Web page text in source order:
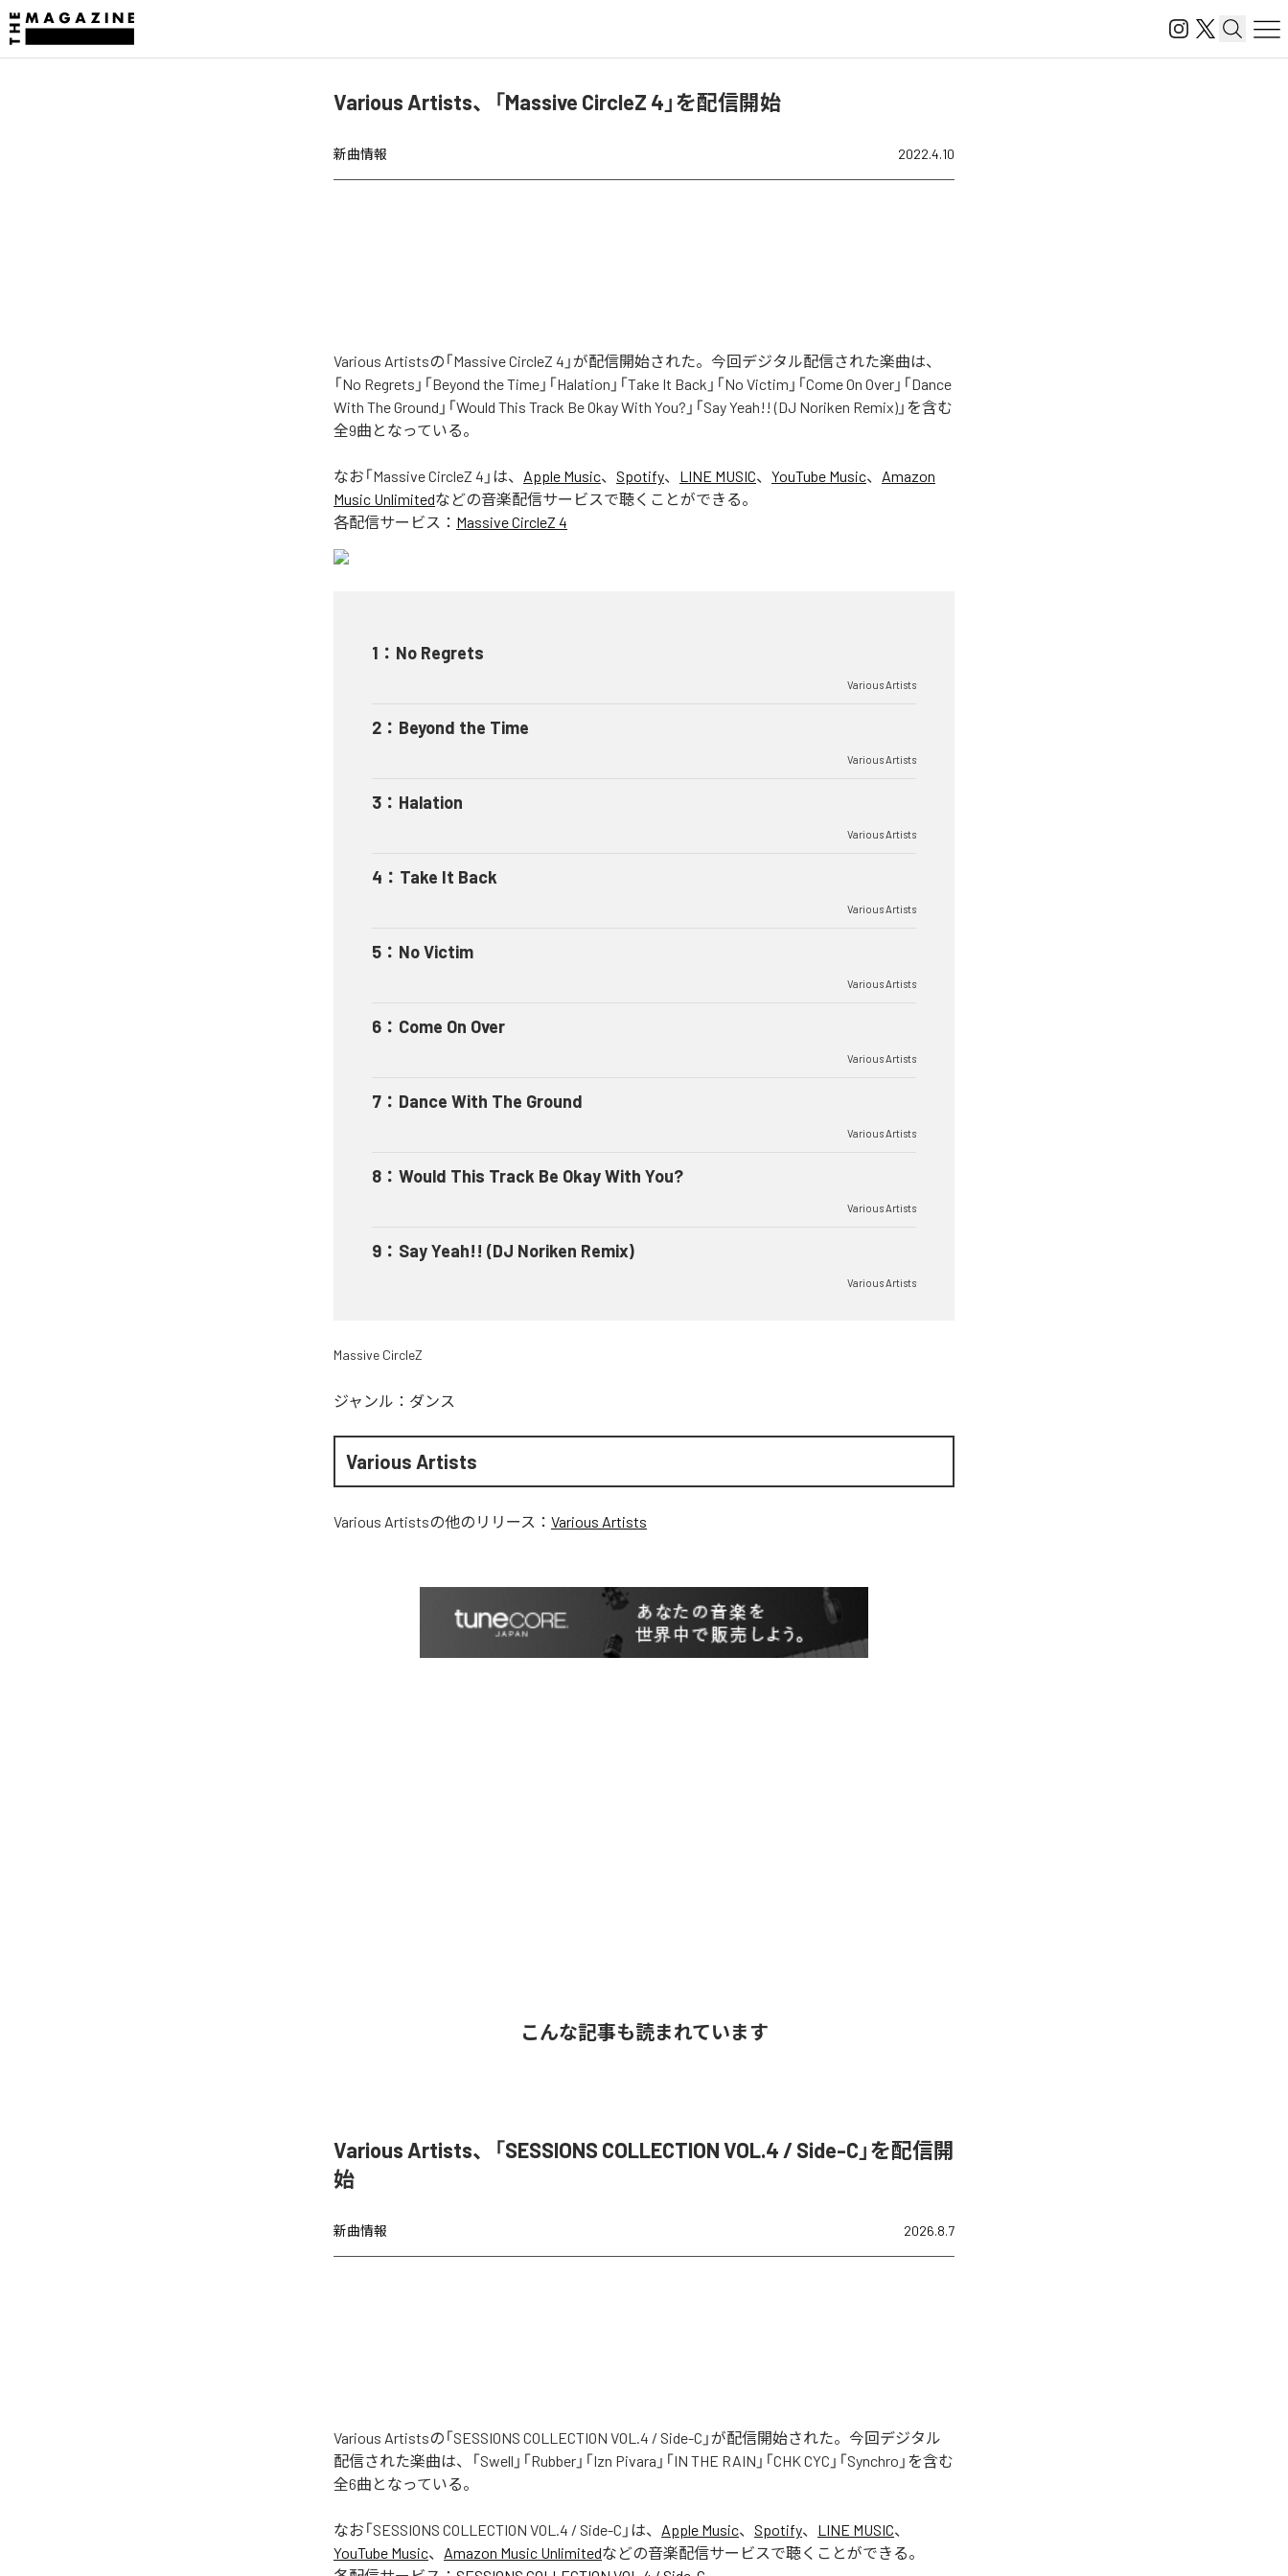
Various Artists、「Massive CircleZ 4」を配信開始
新曲情報 2022.4.10
Various Artistsの「Massive CircleZ 4」が配信開始された。今回デジタル配信された楽曲は、
「No Regrets」「Beyond the Time」「Halation」「Take It Back」「No Victim」「Come On Over」「Dance
With The Ground」「Would This Track Be Okay With You?」「Say Yeah!! (DJ Noriken Remix)」を含む
全9曲となっている。
なお「Massive CircleZ 4 」は、 Apple Music、 Spotify、 LINE MUSIC、 YouTube Music、 Amazon
Music Unlimitedなどの音楽配信サービスで聴くことができる。
各配信サービス： Massive CircleZ 4
1 ： No Regrets
Various Artists
2 ： Beyond the Time
Various Artists
3 ： Halation
Various Artists
4 ： Take It Back
Various Artists
5 ： No Victim
Various Artists
6 ： Come On Over
Various Artists
7 ： Dance With The Ground
Various Artists
8 ： Would This Track Be Okay With You?
Various Artists
9 ： Say Yeah!! (DJ Noriken Remix)
Various Artists
Massive CircleZ
ジャンル： ダンス
Various Artists
Various Artistsの他のリリース： Various Artists
こんな記事も読まれています
Various Artists、「SESSIONS COLLECTION VOL.4 / Side-C」を配信開
始
新曲情報 2026.8.7
Various Artistsの「SESSIONS COLLECTION VOL.4 / Side-C」が配信開始された。今回デジタル
配信された楽曲は、「Swell」「Rubber」「Izn Pivara」「IN THE RAIN」「CHK CYC」「Synchro」を含む
全6曲となっている。
なお「SESSIONS COLLECTION VOL.4 / Side-C 」は、 Apple Music、 Spotify、 LINE MUSIC、
YouTube Music、 Amazon Music Unlimitedなどの音楽配信サービスで聴くことができる。